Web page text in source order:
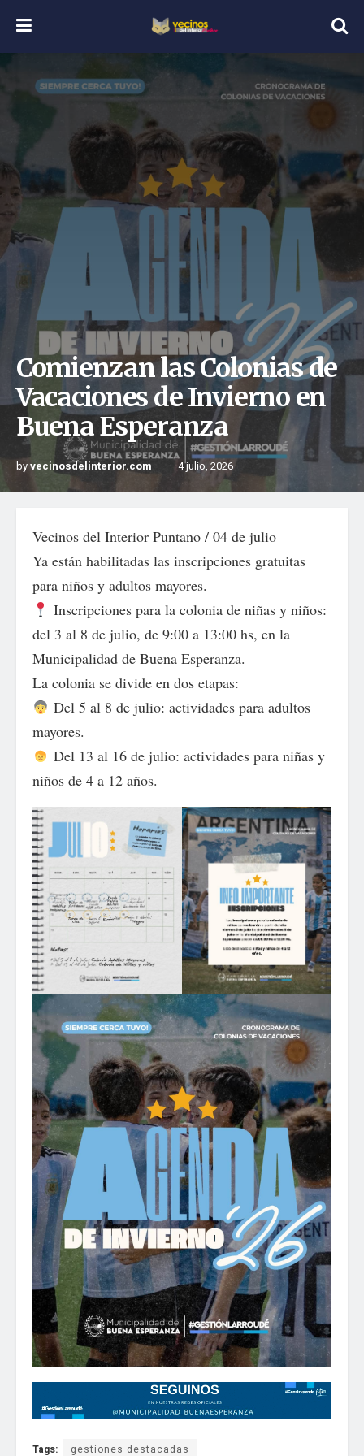
Comienzan las Colonias de
Vacaciones de Invierno en
Buena Esperanza
byvecinosdelinterior.com 4 julio, 2026
Vecinos del Interior Puntano / 04 de julio
Ya están habilitadas las inscripciones gratuitas
para niños y adultos mayores.
Inscripciones para la colonia de niñas y niños:
del 3 al 8 de julio, de 9:00 a 13:00 hs, en la
Municipalidad de Buena Esperanza.
La colonia se divide en dos etapas:
Del 5 al 8 de julio: actividades para adultos
mayores.
Del 13 al 16 de julio: actividades para niñas y
niños de 4 a 12 años.
Tags: gestiones destacadas